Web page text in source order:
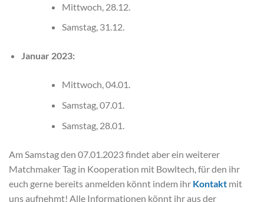
Mittwoch, 28.12.
Samstag, 31.12.
Januar 2023:
Mittwoch, 04.01.
Samstag, 07.01.
Samstag, 28.01.
Am Samstag den 07.01.2023 findet aber ein weiterer
Matchmaker Tag in Kooperation mit Bowltech, für den ihr
euch gerne bereits anmelden könnt indem ihr Kontakt mit
uns aufnehmt! Alle Informationen könnt ihr aus der